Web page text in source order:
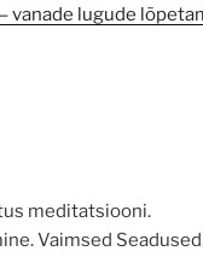
vanade lugude
meditatsiooni.
Vaimsed